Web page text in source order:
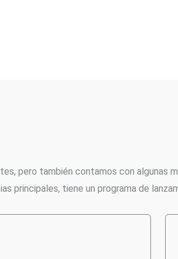
pero también contamos con algunas
principales, tiene un programa de